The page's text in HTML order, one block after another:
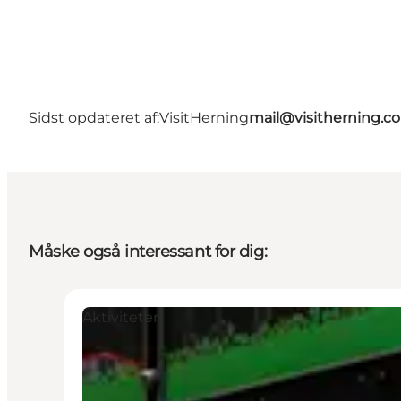
Sidst opdateret af:VisitHerning
Måske også interessant for dig:
Aktiviteter